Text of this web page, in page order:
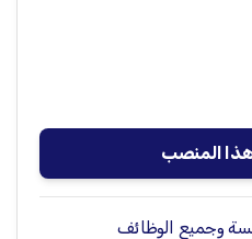
المنصب
وجميع الوظائف